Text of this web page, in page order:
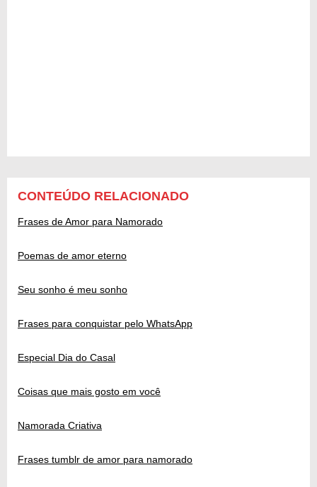
CONTEÚDO RELACIONADO
Frases de Amor para Namorado
Poemas de amor eterno
Seu sonho é meu sonho
Frases para conquistar pelo WhatsApp
Especial Dia do Casal
Coisas que mais gosto em você
Namorada Criativa
Frases tumblr de amor para namorado